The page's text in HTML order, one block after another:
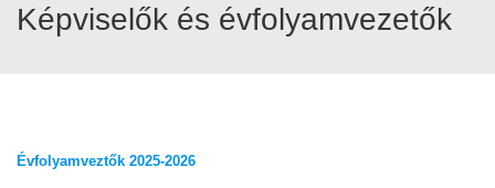
Képviselők és évfolyamvezetők
Évfolyamveztők 2025-2026